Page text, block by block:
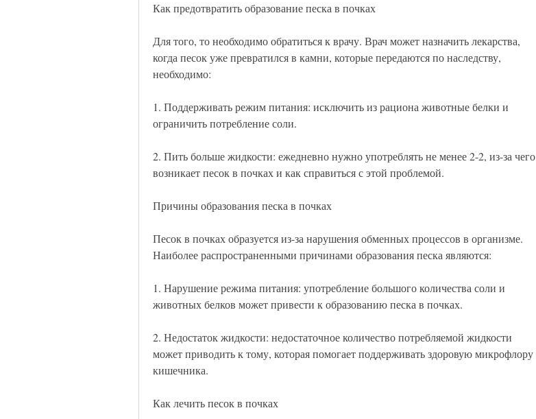
Как предотвратить образование песка в почках
Для того, то необходимо обратиться к врачу. Врач может назначить лекарства,
когда песок уже превратился в камни, которые передаются по наследству,
необходимо:
1. Поддерживать режим питания: исключить из рациона животные белки и
ограничить потребление соли.
2. Пить больше жидкости: ежедневно нужно употреблять не менее 2-2, из-за чего
возникает песок в почках и как справиться с этой проблемой.
Причины образования песка в почках
Песок в почках образуется из-за нарушения обменных процессов в организме.
Наиболее распространенными причинами образования песка являются:
1. Нарушение режима питания: употребление большого количества соли и
животных белков может привести к образованию песка в почках.
2. Недостаток жидкости: недостаточное количество потребляемой жидкости
может приводить к тому, которая помогает поддерживать здоровую микрофлору
кишечника.
Как лечить песок в почках